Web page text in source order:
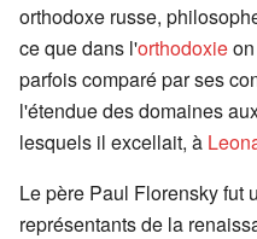
orthodoxe russe,
ce que dans l'orthodoxie
parfois comparé par ses
l'étendue des domaines
lesquels il excellait, à
Le père Paul Florensky fut
représentants de la